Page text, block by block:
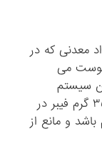
معدنی که در
می
سیستم
گوارش مفید است.خوردن حداقل ۲۰ تا ۳۵ گرم فیبر در
و مانع از